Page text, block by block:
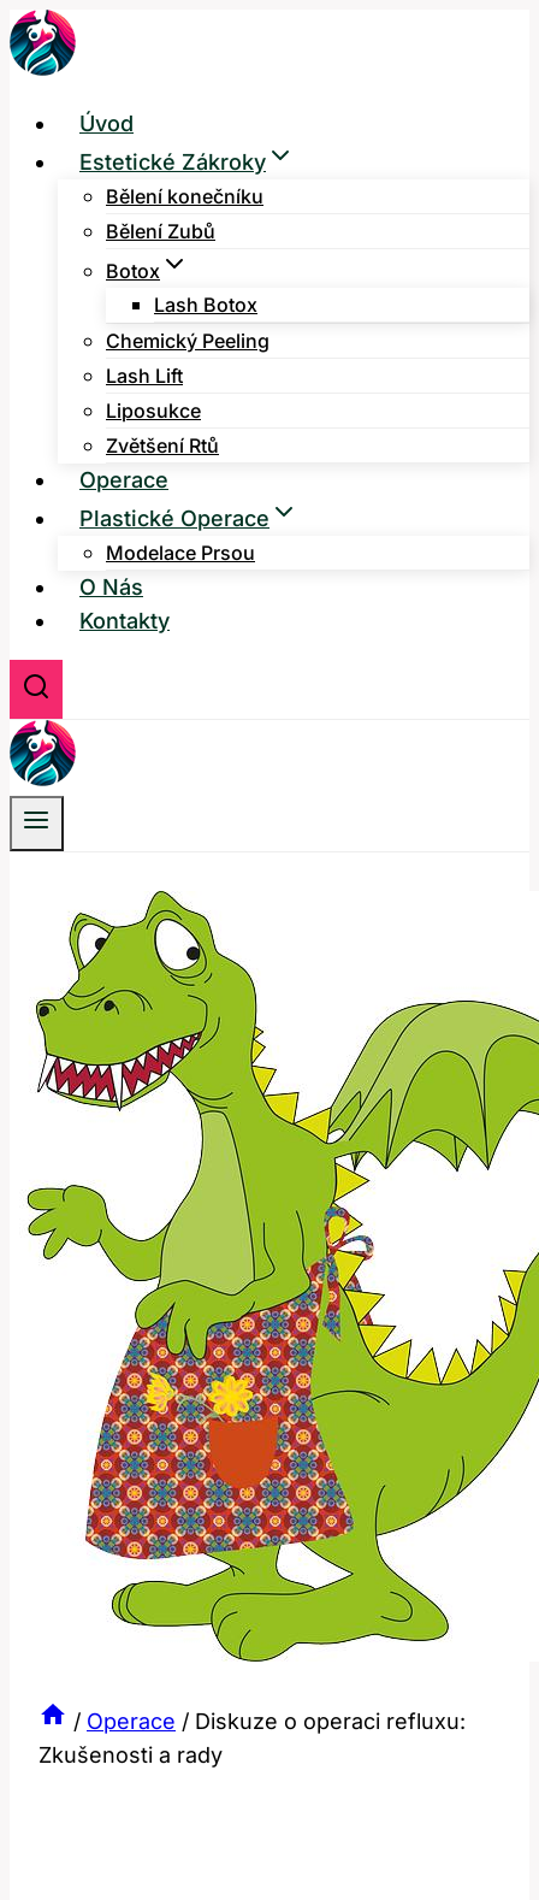
Přeskočit
na
Úvod
Estetické Zákroky
Bělení konečníku
Bělení Zubů
Botox
Lash Botox
Chemický Peeling
Lash Lift
Liposukce
Zvětšení Rtů
Operace
Plastické Operace
Modelace Prsou
O Nás
Kontakty
/ Operace / Diskuze o operaci refluxu:
Zkušenosti a rady